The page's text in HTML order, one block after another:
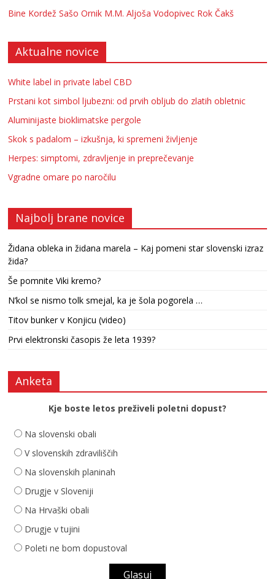
Bine Kordež Sašo Ornik M.M. Aljoša Vodopivec Rok Čakš
Aktualne novice
White label in private label CBD
Prstani kot simbol ljubezni: od prvih obljub do zlatih obletnic
Aluminijaste bioklimatske pergole
Skok s padalom – izkušnja, ki spremeni življenje
Herpes: simptomi, zdravljenje in preprečevanje
Vgradne omare po naročilu
Najbolj brane novice
Židana obleka in židana marela – Kaj pomeni star slovenski izraz
žida?
Še pomnite Viki kremo?
N’kol se nismo tolk smejal, ka je šola pogorela …
Titov bunker v Konjicu (video)
Prvi elektronski časopis že leta 1939?
Anketa
Kje boste letos preživeli poletni dopust?
Na slovenski obali
V slovenskih zdraviliščih
Na slovenskih planinah
Drugje v Sloveniji
Na Hrvaški obali
Drugje v tujini
Poleti ne bom dopustoval